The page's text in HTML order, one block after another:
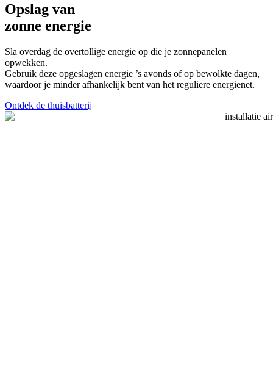
Opslag van
zonne energie
Sla overdag de overtollige energie op die je zonnepanelen
opwekken.
Gebruik deze opgeslagen energie ’s avonds of op bewolkte dagen,
waardoor je minder afhankelijk bent van het reguliere energienet.
Ontdek de thuisbatterij